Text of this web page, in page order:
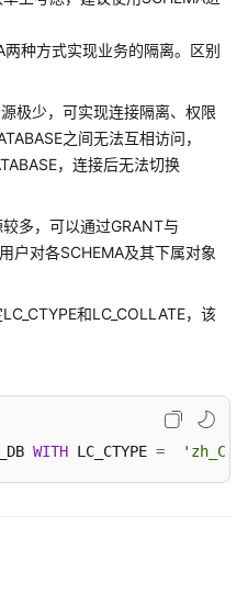
两种方式实现业务的隔离。区别
极少，可实现连接隔离、权限
之间无法互相访问，
，连接后无法切换
多，可以通过GRANT与
户对各SCHEMA及其下属对象
和LC_COLLATE，该
WITH LC_CTYPE =